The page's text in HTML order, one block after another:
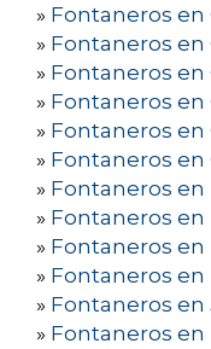
» Fontaneros en
» Fontaneros en
» Fontaneros en
» Fontaneros en
» Fontaneros en
» Fontaneros en
» Fontaneros en
» Fontaneros en
» Fontaneros en
» Fontaneros en
» Fontaneros en
» Fontaneros en